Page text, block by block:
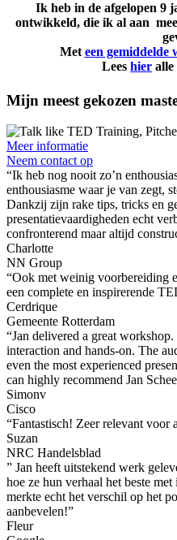
Ik heb in de afgelopen 9
ontwikkeld, die ik al aan
Meteen gemiddelde
Lees hier alle
Mijn meest gekozen
Meer informatie
Neem contact op
“Ik heb nog nooit zo’n
enthousiasme waar je van zegt,
Dankzij zijn rake tips, tricks en
presentatievaardigheden echt
confronterend maar altijd
Charlotte
NN Group
“Ook met weinig voorbereiding
een complete en inspirerende
Cerdrique
Gemeente Rotterdam
“Jan delivered a great
interaction and hands-on. The
even the most experienced
can highly recommend Jan
Simonv
Cisco
“Fantastisch! Zeer relevant voor
Suzan
NRC Handelsblad
” Jan heeft uitstekend werk
hoe ze hun verhaal het beste
merkte echt het verschil op het
aanbevelen!”
Fleur